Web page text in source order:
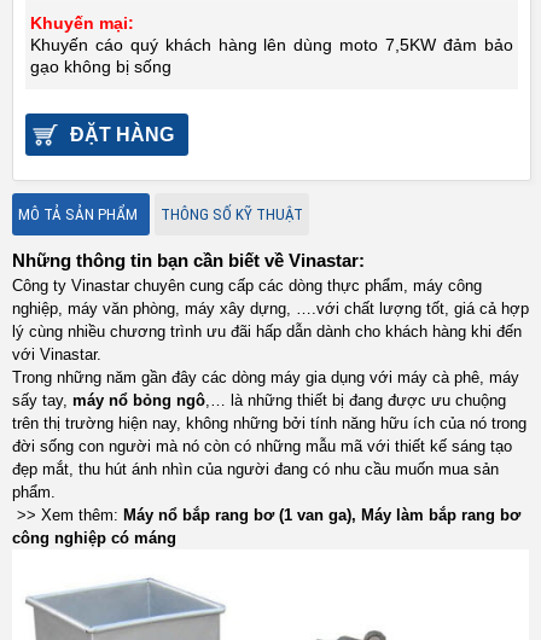
Khuyến mại:
Khuyến cáo quý khách hàng lên dùng moto 7,5KW đảm bảo
gạo không bị sống
ĐẶT HÀNG
MÔ TẢ SẢN PHẨM THÔNG SỐ KỸ THUẬT
Những thông tin bạn cần biết về Vinastar:
Công ty Vinastar chuyên cung cấp các dòng thực phẩm, máy công
nghiệp, máy văn phòng, máy xây dựng, ….với chất lượng tốt, giá cả hợp
lý cùng nhiều chương trình ưu đãi hấp dẫn dành cho khách hàng khi đến
với Vinastar.
Trong những năm gần đây các dòng máy gia dụng với máy cà phê, máy
sấy tay, máy nổ bỏng ngô,… là những thiết bị đang được ưu chuộng
trên thị trường hiện nay, không những bởi tính năng hữu ích của nó trong
đời sống con người mà nó còn có những mẫu mã với thiết kế sáng tạo
đẹp mắt, thu hút ánh nhìn của người đang có nhu cầu muốn mua sản
phẩm.
>> Xem thêm: Máy nổ bắp rang bơ (1 van ga), Máy làm bắp rang bơ
công nghiệp có máng